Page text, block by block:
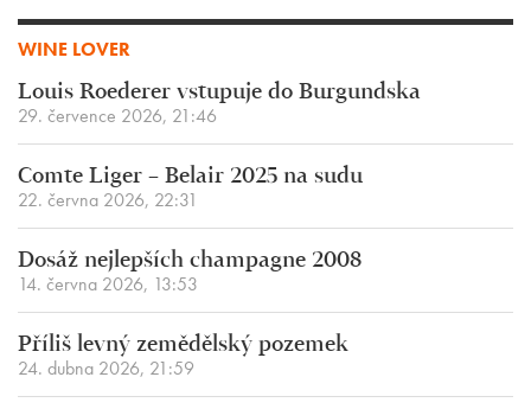
WINE LOVER
Louis Roederer vstupuje do Burgundska
29. července 2026, 21:46
Comte Liger – Belair 2025 na sudu
22. června 2026, 22:31
Dosáž nejlepších champagne 2008
14. června 2026, 13:53
Příliš levný zemědělský pozemek
24. dubna 2026, 21:59